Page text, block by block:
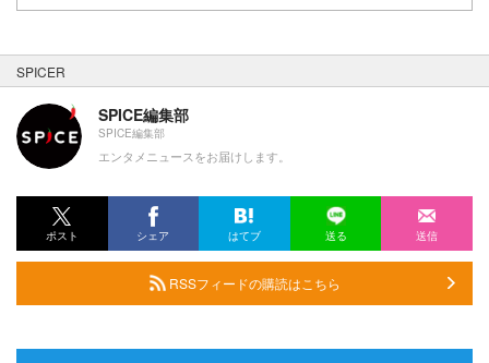
SPICER
SPICE編集部
SPICE編集部
エンタメニュースをお届けします。
ポスト シェア はてブ 送る 送信
RSSフィードの購読はこちら